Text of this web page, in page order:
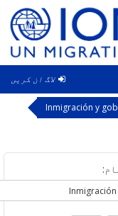
لاگ ان کریں